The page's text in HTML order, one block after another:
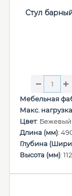
Стул
Мебельная
Макс.
Цвет: Бежевый
Длина (мм):
Глубина
Высота (мм):